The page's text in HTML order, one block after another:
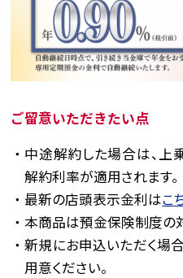
ご留意いただきたい点
中途解約した場合は、上
解約利率が適用されます。
最新の店頭表示金利はこ
本商品は預金保険制度の
新規にお申込いただく場
用意ください。